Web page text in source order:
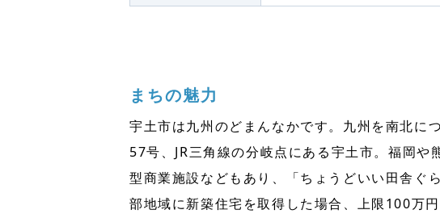
まちの魅力
宇土市は九州のどまんなかです。九州を南北に
57号、JR三角線の分岐点にある宇土市。福岡
型商業施設などもあり、「ちょうどいい田舎ぐ
部地域に新築住宅を取得した場合、上限100万